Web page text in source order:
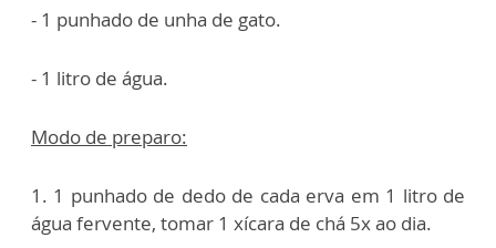
- 1 punhado de unha de gato.
- 1 litro de água.
Modo de preparo:
1. 1 punhado de dedo de cada erva em 1 litro de
água fervente, tomar 1 xícara de chá 5x ao dia.